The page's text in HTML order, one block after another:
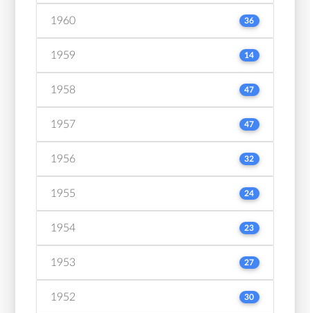
1960 36
1959 14
1958 47
1957 47
1956 32
1955 24
1954 23
1953 27
1952 30